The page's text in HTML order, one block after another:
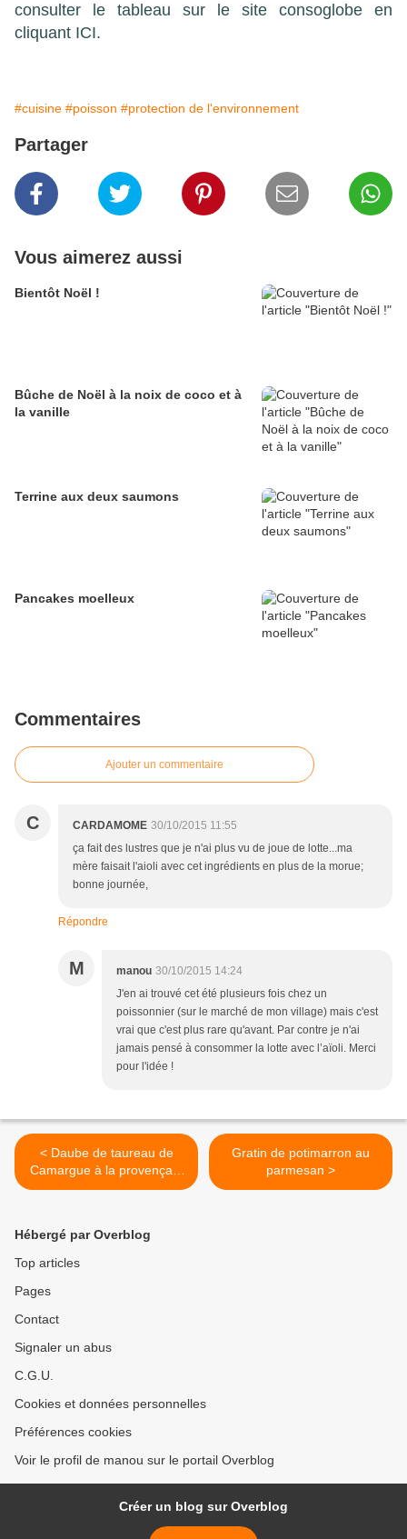
consulter le tableau sur le site consoglobe en
cliquant ICI.
#cuisine #poisson #protection de l'environnement
Partager
Vous aimerez aussi
Bientôt Noël !
Bûche de Noël à la noix de coco et à
la vanille
Terrine aux deux saumons
Pancakes moelleux
Commentaires
Ajouter un commentaire
C CARDAMOME 30/10/2015 11:55
ça fait des lustres que je n'ai plus vu de joue de lotte...ma
mère faisait l'aioli avec cet ingrédients en plus de la morue;
bonne journée,
Répondre
M manou 30/10/2015 14:24
J'en ai trouvé cet été plusieurs fois chez un
poissonnier (sur le marché de mon village) mais c'est
vrai que c'est plus rare qu'avant. Par contre je n'ai
jamais pensé à consommer la lotte avec l’aïoli. Merci
pour l'idée !
< Daube de taureau de
Camargue à la provençale
et au vin blanc
Gratin de potimarron au
parmesan >
Hébergé par Overblog
Top articles
Pages
Contact
Signaler un abus
C.G.U.
Cookies et données personnelles
Préférences cookies
Voir le profil de manou sur le portail Overblog
Créer un blog sur Overblog